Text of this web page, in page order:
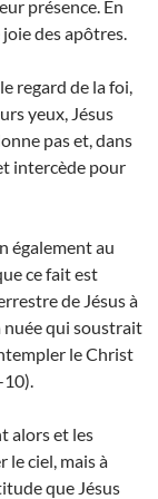
présence. En
des apôtres.
regard de la foi,
yeux, Jésus
pas et, dans
intercède pour
également au
ce fait est
de Jésus à
nuée qui soustrait
le Christ
alors et les
le ciel, mais à
que Jésus